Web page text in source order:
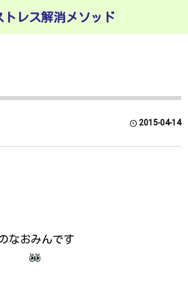
トレス解消メソッド
2015-04-14
なおみんです